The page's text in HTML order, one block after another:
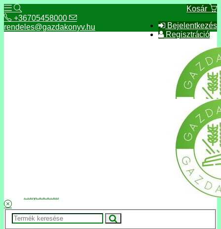
Kosár
Bejelentkezés
Regisztráció
+36705458000
rendeles@gazdakonyv.hu